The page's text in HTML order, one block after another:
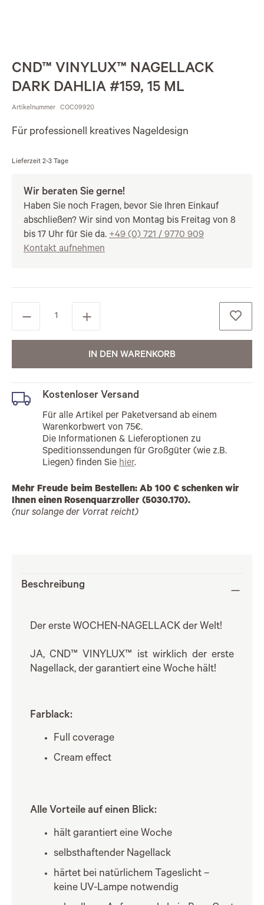
CND™ VINYLUX™ NAGELLACK
DARK DAHLIA #159, 15 ML
Artikelnummer COC09920
Für professionell kreatives Nageldesign
Lieferzeit 2-3 Tage
Wir beraten Sie gerne!
Haben Sie noch Fragen, bevor Sie Ihren Einkauf
abschließen? Wir sind von Montag bis Freitag von 8
bis 17 Uhr für Sie da. +49 (0) 721 / 9770 909
Kontakt aufnehmen
IN DEN WARENKORB
Kostenloser Versand
Für alle Artikel per Paketversand ab einem
Warenkorbwert von 75€.
Die Informationen & Lieferoptionen zu
Speditionssendungen für Großgüter (wie z.B.
Liegen) finden Sie hier.
Mehr Freude beim Bestellen: Ab 100 € schenken wir
Ihnen einen Rosenquarzroller (5030.170).
(nur solange der Vorrat reicht)
Beschreibung
Der erste WOCHEN-NAGELLACK der Welt!
JA, CND™ VINYLUX™ ist wirklich der erste
Nagellack, der garantiert eine Woche hält!
Farblack:
Full coverage
Cream effect
Alle Vorteile auf einen Blick:
hält garantiert eine Woche
selbsthaftender Nagellack
härtet bei natürlichem Tageslicht –
keine UV-Lampe notwendig